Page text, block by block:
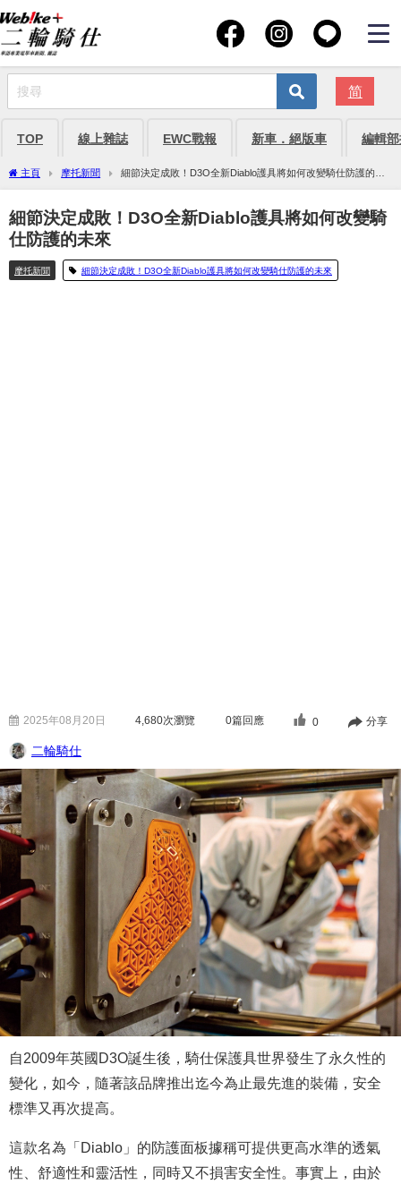
简
TOP 線上雜誌 EWC戰報 新車．絕版車 編輯
主頁 摩托新聞
細節決定成敗！D3O全新Diablo護具將如何改變騎仕防護的未
來
細節決定成敗！D3O全新Diablo護具將如何改變騎
仕防護的未來
摩托新聞 細節決定成敗！D3O全新Diablo護具將如何改變騎仕防護的未來
2025年08月20日 4,680次瀏覽 0篇回應 0 分享
二輪騎仕
自2009年英國D3O誕生後，騎仕保護具世界發生了永久性的
變化，如今，隨著該品牌推出迄今為止最先進的裝備，安全
標準又再次提高。
這款名為「Diablo」的防護面板據稱可提供更高水準的透氣
性、舒適性和靈活性，同時又不損害安全性。事實上，由於